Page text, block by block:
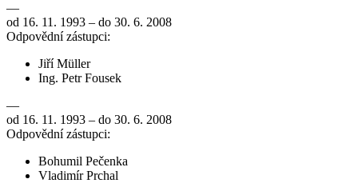
—
od 16. 11. 1993 – do 30. 6. 2008
Odpovědní zástupci:
Jiří Müller
Ing. Petr Fousek
—
od 16. 11. 1993 – do 30. 6. 2008
Odpovědní zástupci:
Bohumil Pečenka
Vladimír Prchal